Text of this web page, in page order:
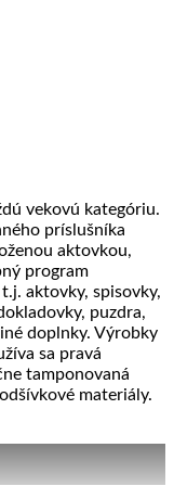
vekovú kategóriu.
príslušníka
aktovkou,
program
t.j. aktovky, spisovky,
puzdra,
doplnky. Výrobky
sa pravá
tamponovaná
materiály.